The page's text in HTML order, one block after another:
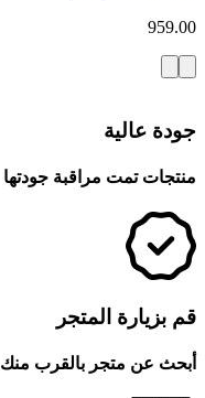
959.00
جودة عالية
منتجات تمت مراقبة جودتها
قم بزيارة المتجر
أبحث عن متجر بالقرب منك